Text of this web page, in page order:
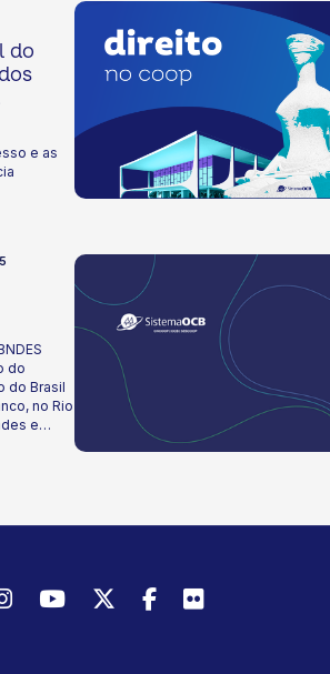
do
e as
do
do Brasil
no Rio
e
Instagram
YoutubeTwitter/X
Facebook
Flickr